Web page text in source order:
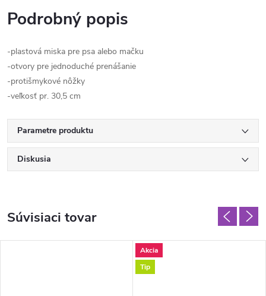
Podrobný popis
-plastová miska pre psa alebo mačku
-otvory pre jednoduché prenášanie
-protišmykové nôžky
-veľkosť pr. 30,5 cm
Parametre produktu
Diskusia
Súvisiaci tovar
Akcia
Tip